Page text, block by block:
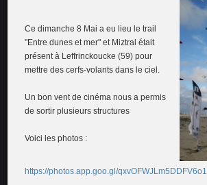
Ce dimanche 8 Mai a eu lieu le trail
"Entre dunes et mer" et Miztral était
présent à Leffrinckoucke (59) pour
mettre des cerfs-volants dans le ciel.
Un bon vent de cinéma nous a permis
de sortir plusieurs structures
Voici les photos :
https://photos.app.goo.gl/qxvOFWJLm5DDFV6o1